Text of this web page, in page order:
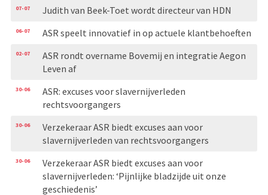
07-07 Judith van Beek-Toet wordt directeur van HDN
06-07 ASR speelt innovatief in op actuele klantbehoeften
02-07
ASR rondt overname Bovemij en integratie Aegon
Leven af
30-06
ASR: excuses voor slavernijverleden
rechtsvoorgangers
30-06
Verzekeraar ASR biedt excuses aan voor
slavernijverleden van rechtsvoorgangers
30-06
Verzekeraar ASR biedt excuses aan voor
slavernijverleden: ‘Pijnlijke bladzijde uit onze
geschiedenis’